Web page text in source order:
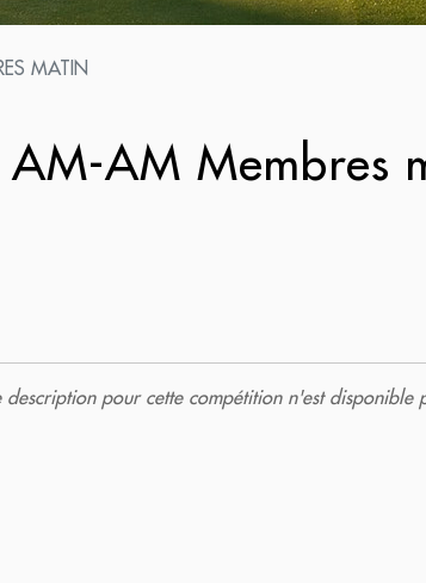
MATIN
AM Membres
description pour cette compétition n'est disponible